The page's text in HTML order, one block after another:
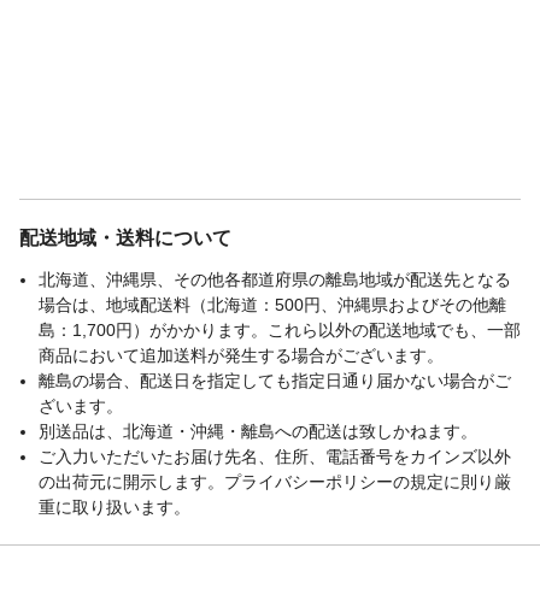
配送地域・送料について
北海道、沖縄県、その他各都道府県の離島地域が配送先となる
場合は、地域配送料（北海道：500円、沖縄県およびその他離
島：1,700円）がかかります。これら以外の配送地域でも、一部
商品において追加送料が発生する場合がございます。
離島の場合、配送日を指定しても指定日通り届かない場合がご
ざいます。
別送品は、北海道・沖縄・離島への配送は致しかねます。
ご入力いただいたお届け先名、住所、電話番号をカインズ以外
の出荷元に開示します。プライバシーポリシーの規定に則り厳
重に取り扱います。